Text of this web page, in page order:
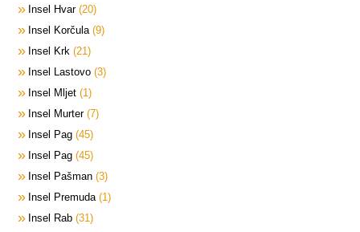
Insel Hvar 20
Insel Korčula 9
Insel Krk 21
Insel Lastovo 3
Insel Mljet 1
Insel Murter 7
Insel Pag 45
Insel Pag 45
Insel Pašman 3
Insel Premuda 1
Insel Rab 31